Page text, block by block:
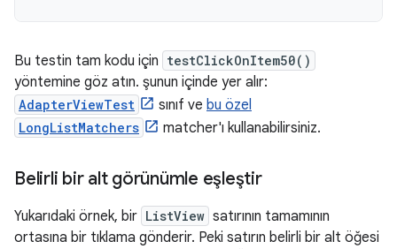
Bu testin tam kodu için testClickOnItem50()
yöntemine göz atın. şunun içinde yer alır:
AdapterViewTest sınıf ve bu özel
LongListMatchers matcher'ı kullanabilirsiniz.
Belirli bir alt görünümle eşleştir
Yukarıdaki örnek, bir ListView satırının tamamının
ortasına bir tıklama gönderir. Peki satırın belirli bir alt öğesi